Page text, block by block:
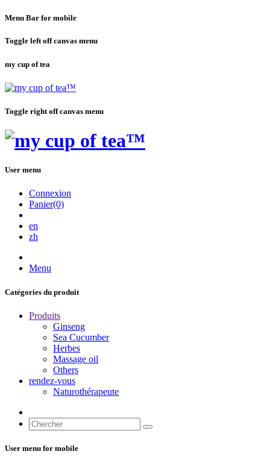
Menu Bar for mobile
Toggle left off canvas menu
my cup of tea
Toggle right off canvas menu
User menu
Connexion
Panier(0)
en
zh
Menu
Catégories du produit
Produits
Ginseng
Sea Cucumber
Herbes
Massage oil
Others
rendez-vous
Naturothérapeute
User menu for mobile